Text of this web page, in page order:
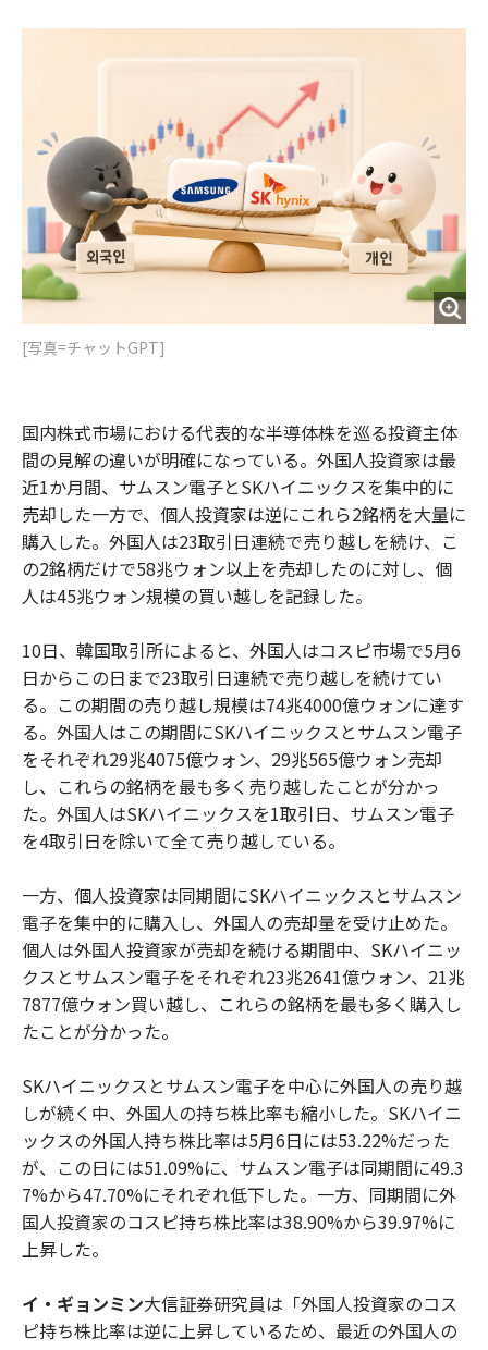
[写真=チャットGPT]
国内株式市場における代表的な半導体株を巡る投資主体
間の見解の違いが明確になっている。外国人投資家は最
近1か月間、サムスン電子とSKハイニックスを集中的に
売却した一方で、個人投資家は逆にこれら2銘柄を大量に
購入した。外国人は23取引日連続で売り越しを続け、こ
の2銘柄だけで58兆ウォン以上を売却したのに対し、個
人は45兆ウォン規模の買い越しを記録した。
10日、韓国取引所によると、外国人はコスピ市場で5月6
日からこの日まで23取引日連続で売り越しを続けてい
る。この期間の売り越し規模は74兆4000億ウォンに達す
る。外国人はこの期間にSKハイニックスとサムスン電子
をそれぞれ29兆4075億ウォン、29兆565億ウォン売却
し、これらの銘柄を最も多く売り越したことが分かっ
た。外国人はSKハイニックスを1取引日、サムスン電子
を4取引日を除いて全て売り越している。
一方、個人投資家は同期間にSKハイニックスとサムスン
電子を集中的に購入し、外国人の売却量を受け止めた。
個人は外国人投資家が売却を続ける期間中、SKハイニッ
クスとサムスン電子をそれぞれ23兆2641億ウォン、21兆
7877億ウォン買い越し、これらの銘柄を最も多く購入し
たことが分かった。
SKハイニックスとサムスン電子を中心に外国人の売り越
しが続く中、外国人の持ち株比率も縮小した。SKハイニ
ックスの外国人持ち株比率は5月6日には53.22%だった
が、この日には51.09%に、サムスン電子は同期間に49.3
7%から47.70%にそれぞれ低下した。一方、同期間に外
国人投資家のコスピ持ち株比率は38.90%から39.97%に
上昇した。
イ・ギョンミン大信証券研究員は「外国人投資家のコス
ピ持ち株比率は逆に上昇しているため、最近の外国人の